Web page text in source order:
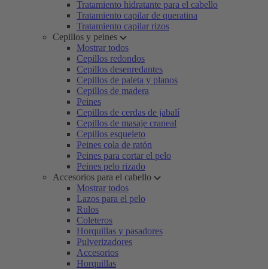
Tratamiento hidratante para el cabello
Tratamiento capilar de queratina
Tratamiento capilar rizos
Cepillos y peines
Mostrar todos
Cepillos redondos
Cepillos desenredantes
Cepillos de paleta y planos
Cepillos de madera
Peines
Cepillos de cerdas de jabalí
Cepillos de masaje craneal
Cepillos esqueleto
Peines cola de ratón
Peines para cortar el pelo
Peines pelo rizado
Accesorios para el cabello
Mostrar todos
Lazos para el pelo
Rulos
Coleteros
Horquillas y pasadores
Pulverizadores
Accesorios
Horquillas